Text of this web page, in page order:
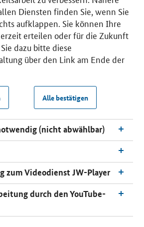
Diensten finden Sie, wenn Sie
aufklappen. Sie können Ihre
erteilen oder für die Zukunft
dazu bitte diese
über den Link am Ende der
Alle bestätigen
(nicht abwählbar)
zum Videodienst JW-Player
durch den YouTube-